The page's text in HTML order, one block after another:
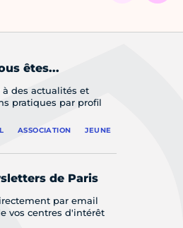
êtes...
à des actualités et
pratiques par profil
ASSOCIATION JEUNE
de Paris
par email
vos centres d'intérêt